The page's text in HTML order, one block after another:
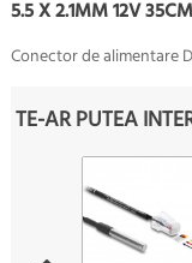
5.5 X 2.1MM 12V
Conector de alimentare
TE-AR PUTEA